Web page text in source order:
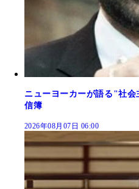
ニューヨーカーが語る"社
信簿
2026年08月07日 06:00